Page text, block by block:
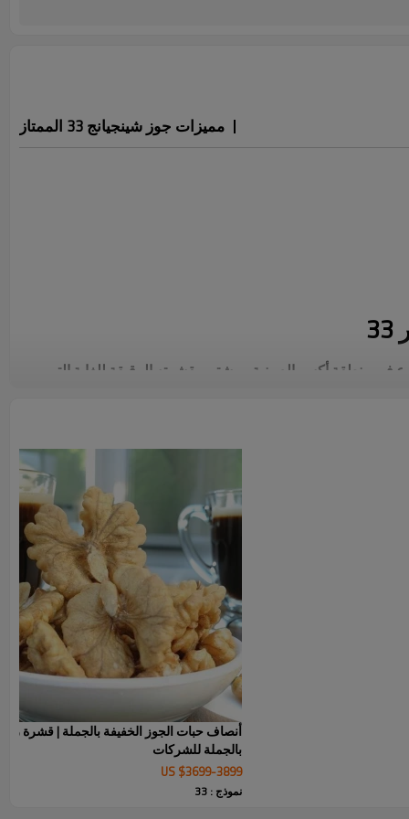
مميزات جوز شينجيانج 33 الممتاز
فاخر يُزرع في منطقة أكسو الصينية، ويشتهر بقشرته الرقيقة للغاية التي
الأسواق التي تهتم بالصحة، وهو مثالي للوجبات الخفيفة
خاصة. يُقدم في عبوات رئيسية محكمة الغلق ومفرغة من
الهواء، وزنها 10 كجم (مدة صلاحية 24 شهرًا) عبر سلسلة التبريد اللوجستية، ونقدم حدودًا دنيا مرنة
للطلب وأسعارًا تنافسية على ظهر السفينة (FOB). نثق بأكثر من 200 عميل عالمي، من المخابز إلى
اليوم وجرّب كفاءة جوز شينجيانغ 33 بالجملة.
أنصاف حبات الجوز الخفيفة بالجملة | قشرة
بالجملة للشركات
US $3699-3899
نموذج : 33